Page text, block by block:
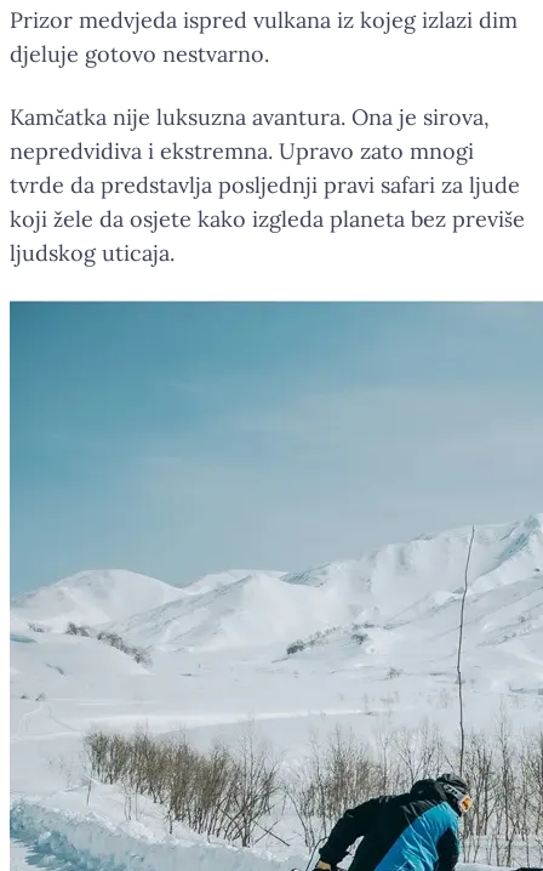
Prizor medvjeda ispred vulkana iz kojeg izlazi dim
djeluje gotovo nestvarno.
Kamčatka nije luksuzna avantura. Ona je sirova,
nepredvidiva i ekstremna. Upravo zato mnogi
tvrde da predstavlja posljednji pravi safari za ljude
koji žele da osjete kako izgleda planeta bez previše
ljudskog uticaja.